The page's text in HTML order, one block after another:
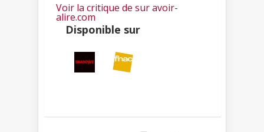
Voir la critique de sur avoir-
alire.com
Disponible sur